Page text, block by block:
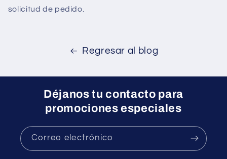
solicitud de pedido.
Regresar al blog
Déjanos tu contacto para
promociones especiales
Correo electrónico